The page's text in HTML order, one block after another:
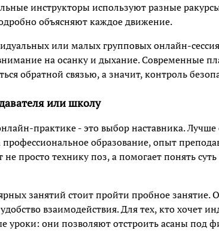
инструкторы используют разные
объясняют каждое движение.
или малых групповых онлайн-
на осанку и дыхание. Современные
обратной связью, а значит, контроль
или школу
практике - это выбор наставника. Лучше
образование, опыт
не просто технику поз, а помогает понять
занятий стоит пройти пробное
взаимодействия. Для тех, кто хочет
уроки: они позволяют отстроить асаны под